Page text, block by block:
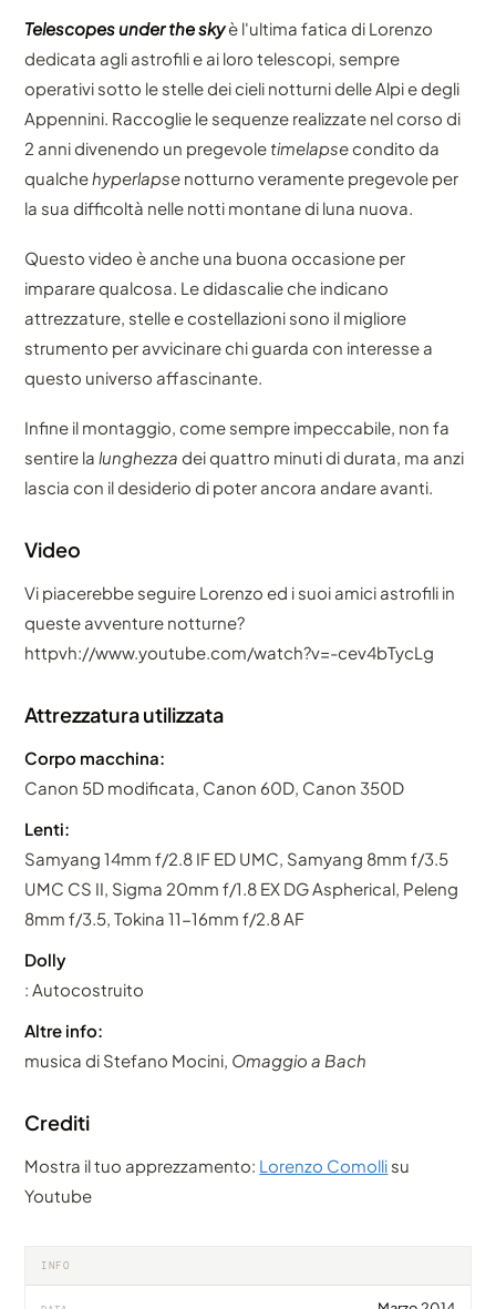
Telescopes under the skyè l'ultima fatica di Lorenzo
dedicata agli astrofili e ai loro telescopi, sempre
operativi sotto le stelle dei cieli notturni delle Alpi e degli
Appennini. Raccoglie le sequenze realizzate nel corso di
2 anni divenendo un pregevole timelapsecondito da
qualchehyperlapse notturno veramente pregevole per
la sua difficoltà nelle notti montane di luna nuova.
Questo video è anche una buona occasione per
imparare qualcosa. Le didascalie che indicano
attrezzature, stelle e costellazioni sono il migliore
strumento per avvicinare chi guarda con interesse a
questo universo affascinante.
Infine il montaggio, come sempre impeccabile, non fa
sentire lalunghezza dei quattro minuti di durata, ma anzi
lascia con il desiderio di poter ancora andare avanti.
Video
Vi piacerebbe seguire Lorenzo ed i suoi amici astrofili in
queste avventure notturne?
httpvh://www.youtube.com/watch?v=-cev4bTycLg
Attrezzatura utilizzata
Corpo macchina:
Canon 5D modificata, Canon 60D, Canon 350D
Lenti:
Samyang 14mm f/2.8 IF ED UMC, Samyang 8mm f/3.5
UMC CS II, Sigma 20mm f/1.8 EX DG Aspherical, Peleng
8mm f/3.5, Tokina 11-16mm f/2.8 AF
Dolly
: Autocostruito
Altre info:
musica di Stefano Mocini, Omaggio a Bach
Crediti
Mostra il tuo apprezzamento: Lorenzo Comolli su
Youtube
INFO